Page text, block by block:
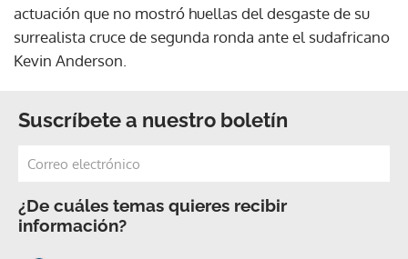
actuación que no mostró huellas del desgaste de su
surrealista cruce de segunda ronda ante el sudafricano
Kevin Anderson.
Suscríbete a nuestro boletín
¿De cuáles temas quieres recibir
información?